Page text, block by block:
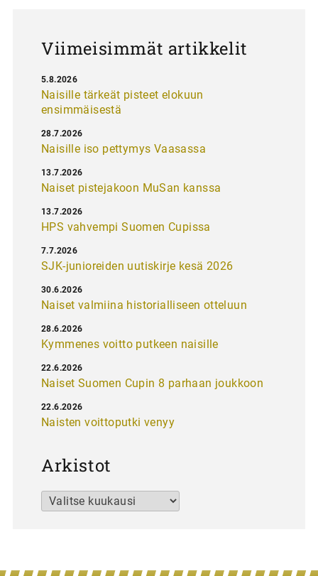
Viimeisimmät artikkelit
Naisille tärkeät pisteet elokuun
ensimmäisestä
5.8.2026
Naisille iso pettymys Vaasassa
28.7.2026
Naiset pistejakoon MuSan kanssa
13.7.2026
HPS vahvempi Suomen Cupissa
13.7.2026
SJK-junioreiden uutiskirje kesä 2026
7.7.2026
Naiset valmiina historialliseen otteluun
30.6.2026
Kymmenes voitto putkeen naisille
28.6.2026
Naiset Suomen Cupin 8 parhaan joukkoon
22.6.2026
Naisten voittoputki venyy
22.6.2026
Arkistot
Arkistot